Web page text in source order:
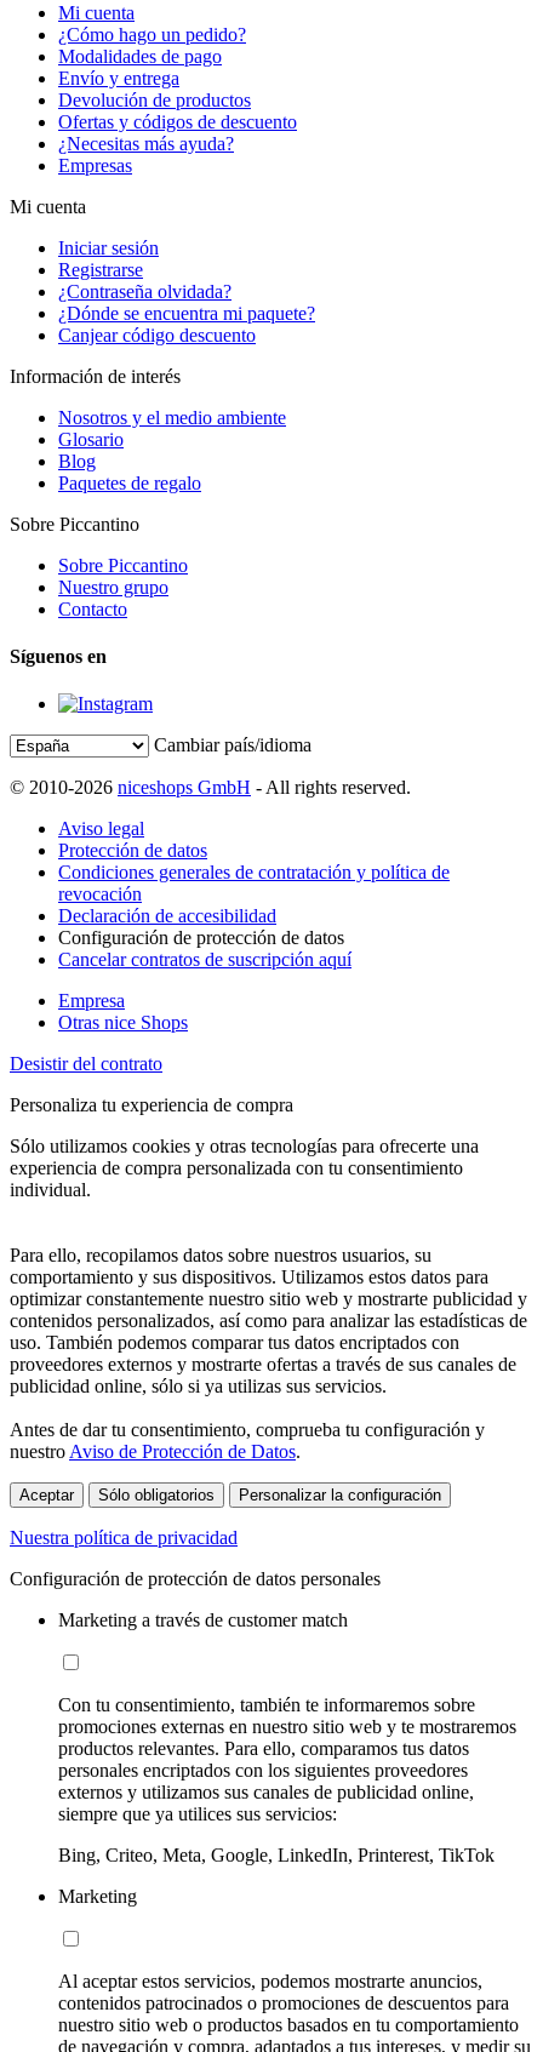
Mi cuenta
¿Cómo hago un pedido?
Modalidades de pago
Envío y entrega
Devolución de productos
Ofertas y códigos de descuento
¿Necesitas más ayuda?
Empresas
Mi cuenta
Iniciar sesión
Registrarse
¿Contraseña olvidada?
¿Dónde se encuentra mi paquete?
Canjear código descuento
Información de interés
Nosotros y el medio ambiente
Glosario
Blog
Paquetes de regalo
Sobre Piccantino
Sobre Piccantino
Nuestro grupo
Contacto
Síguenos en
Cambiar país/idioma
© 2010-2026 niceshops GmbH - All rights reserved.
Aviso legal
Protección de datos
Condiciones generales de contratación y política de
revocación
Declaración de accesibilidad
Configuración de protección de datos
Cancelar contratos de suscripción aquí
Empresa
Otras nice Shops
Desistir del contrato
Personaliza tu experiencia de compra
Sólo utilizamos cookies y otras tecnologías para ofrecerte una
experiencia de compra personalizada con tu consentimiento
individual.
Para ello, recopilamos datos sobre nuestros usuarios, su
comportamiento y sus dispositivos. Utilizamos estos datos para
optimizar constantemente nuestro sitio web y mostrarte publicidad y
contenidos personalizados, así como para analizar las estadísticas de
uso. También podemos comparar tus datos encriptados con
proveedores externos y mostrarte ofertas a través de sus canales de
publicidad online, sólo si ya utilizas sus servicios.
Antes de dar tu consentimiento, comprueba tu configuración y
nuestro Aviso de Protección de Datos.
Aceptar Sólo obligatorios Personalizar la configuración
Nuestra política de privacidad
Configuración de protección de datos personales
Marketing a través de customer match
Con tu consentimiento, también te informaremos sobre
promociones externas en nuestro sitio web y te mostraremos
productos relevantes. Para ello, comparamos tus datos
personales encriptados con los siguientes proveedores
externos y utilizamos sus canales de publicidad online,
siempre que ya utilices sus servicios:
Bing, Criteo, Meta, Google, LinkedIn, Printerest, TikTok
Marketing
Al aceptar estos servicios, podemos mostrarte anuncios,
contenidos patrocinados o promociones de descuentos para
nuestro sitio web o productos basados en tu comportamiento
de navegación y compra, adaptados a tus intereses, y medir su